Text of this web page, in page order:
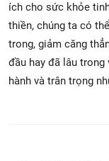
ích cho sức khỏe
thiền, chúng ta có
trong, giảm căng
đầu hay đã lâu
hành và trân trọng